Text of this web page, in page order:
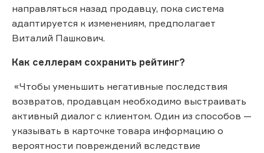
направляться назад продавцу, пока система
адаптируется к изменениям, предполагает
Виталий Пашкович.
Как селлерам сохранить рейтинг?
«Чтобы уменьшить негативные последствия
возвратов, продавцам необходимо выстраивать
активный диалог с клиентом. Один из способов —
указывать в карточке товара информацию о
вероятности повреждений вследствие